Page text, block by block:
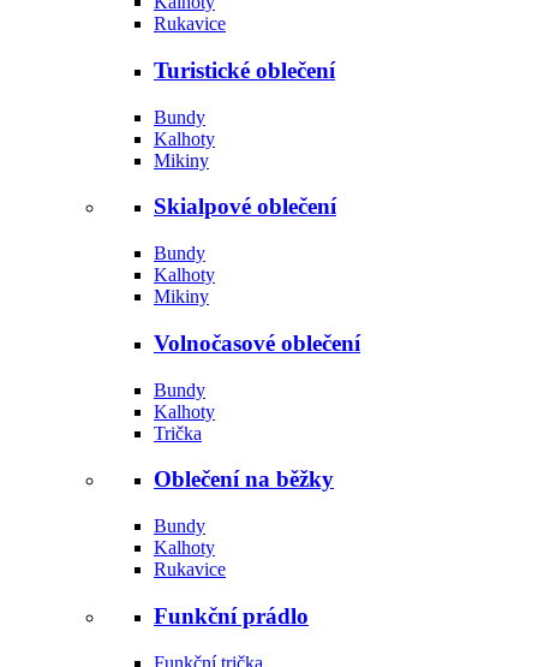
Rukavice
Turistické oblečení
Bundy
Kalhoty
Mikiny
Skialpové oblečení
Bundy
Kalhoty
Mikiny
Volnočasové oblečení
Bundy
Kalhoty
Trička
Oblečení na běžky
Bundy
Kalhoty
Rukavice
Funkční prádlo
Funkční trička